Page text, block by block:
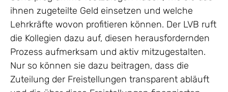
ihnen zugeteilte Geld einsetzen und welche
Lehrkräfte wovon profitieren können. Der LVB ruft
die Kollegien dazu auf, diesen herausfordernden
Prozess aufmerksam und aktiv mitzugestalten.
Nur so können sie dazu beitragen, dass die
Zuteilung der Freistellungen transparent abläuft